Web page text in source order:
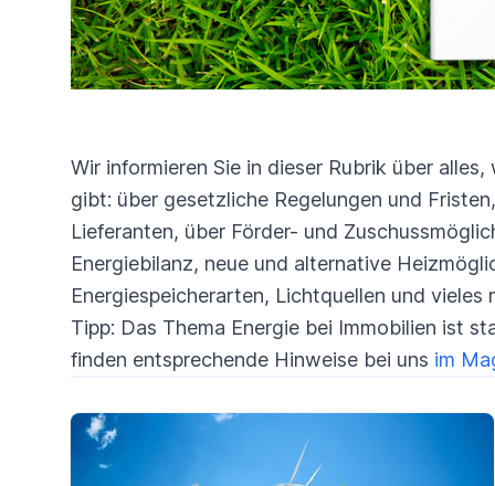
Wir informieren Sie in dieser Rubrik über
gibt: über gesetzliche Regelungen und
Lieferanten, über Förder- und
Energiebilanz, neue und alternative
Energiespeicherarten, Lichtquellen und vieles
Tipp: Das Thema Energie bei Immobilien ist
finden entsprechende Hinweise bei uns im